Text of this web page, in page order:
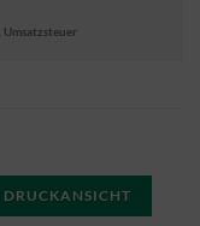
Umsatzsteuer
DRUCKANSICHT